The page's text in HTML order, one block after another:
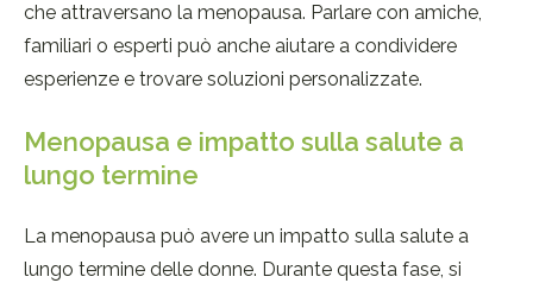
che attraversano la menopausa. Parlare con amiche,
familiari o esperti può anche aiutare a condividere
esperienze e trovare soluzioni personalizzate.
Menopausa e impatto sulla salute a
lungo termine
La menopausa può avere un impatto sulla salute a
lungo termine delle donne. Durante questa fase, si